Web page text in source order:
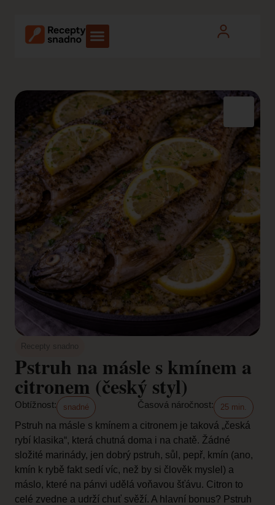
Recepty snadno
Pstruh na másle s kmínem a
citronem (český styl)
Obtížnost: snadné Časová náročnost: 25 min.
Pstruh na másle s kmínem a citronem je taková „česká
rybí klasika“, která chutná doma i na chatě. Žádné
složité marinády, jen dobrý pstruh, sůl, pepř, kmín (ano,
kmín k rybě fakt sedí víc, než by si člověk myslel) a
máslo, které na pánvi udělá voňavou šťávu. Citron to
celé zvedne a udrží chuť svěží. A hlavní bonus? Pstruh